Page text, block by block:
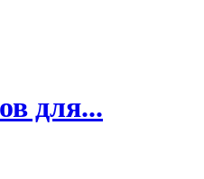
для...